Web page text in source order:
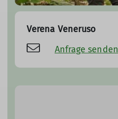
Verena Veneruso
Anfrage senden